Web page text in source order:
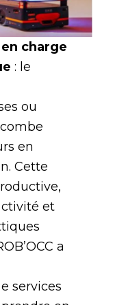
en charge
: le
ou
en
Cette
et
a
services